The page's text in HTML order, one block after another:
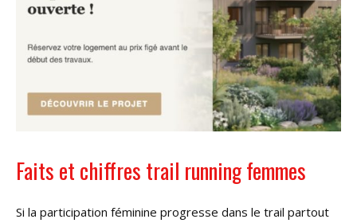
Faits et chiffres trail running femmes
Si la participation féminine progresse dans le trail partout